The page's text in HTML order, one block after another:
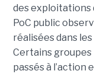
des exploitations
PoC public
réalisées dans
Certains groupes
passés à l’action